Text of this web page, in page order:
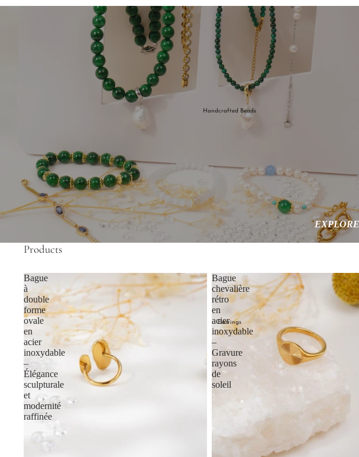
Handcrafted Beads
Earrings
Products
Bague
à
double
forme
ovale
en
acier
inoxydable
–
Élégance
sculpturale
et
modernité
raffinée
Bague
chevalière
rétro
en
acier
inoxydable
–
Gravure
rayons
de
soleil